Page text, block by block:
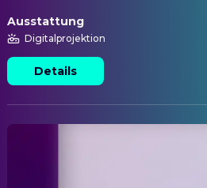
Ausstattung
Digitalprojektion
Details